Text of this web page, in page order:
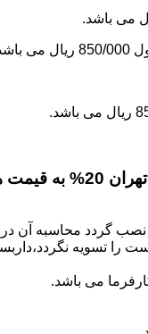
گردد محاسبه آن
را تسویه
می باشد.